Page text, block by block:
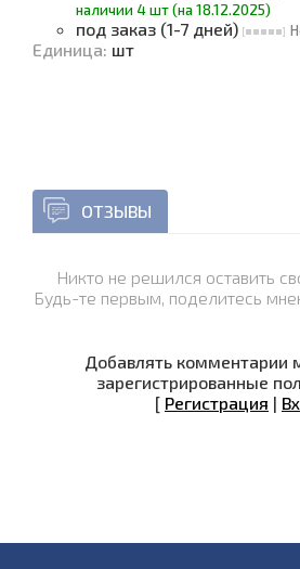
наличии 4 шт (на 18.12.2025)
под заказ (1-7 дней)
Единица: шт
ОТЗЫВЫ
Никто не решился оставить
Будь-те первым, поделитесь
Добавлять комментарии
зарегистрированные
[ Регистрация |